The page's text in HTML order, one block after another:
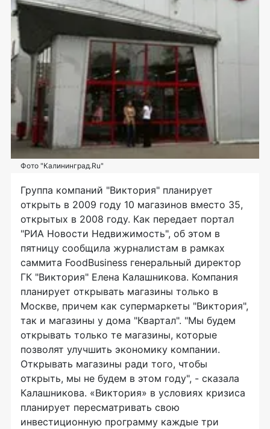
Фото "Калининград.Ru"
Группа компаний "Виктория" планирует
открыть в 2009 году 10 магазинов вместо 35,
открытых в 2008 году. Как передает портал
"РИА Новости Недвижимость", об этом в
пятницу сообщила журналистам в рамках
саммита FoodBusiness генеральный директор
ГК "Виктория" Елена Калашникова. Компания
планирует открывать магазины только в
Москве, причем как супермаркеты "Виктория",
так и магазины у дома "Квартал". "Мы будем
открывать только те магазины, которые
позволят улучшить экономику компании.
Открывать магазины ради того, чтобы
открыть, мы не будем в этом году", - сказала
Калашникова. «Виктория» в условиях кризиса
планирует пересматривать свою
инвестиционную программу каждые три